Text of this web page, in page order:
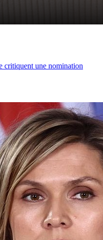
critiquent une nomination